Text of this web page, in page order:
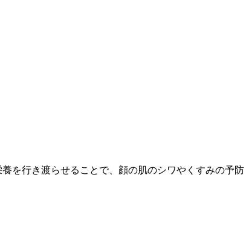
を行き渡らせることで、顔の肌のシワやくすみの予防